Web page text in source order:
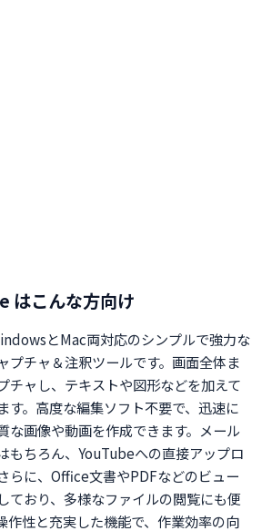
はこんな方向け
とMac両対応のシンプルで強力な
プチャ＆注釈ツールです。画面全体ま
チャし、テキストや図形などを加えて
す。高度な編集ソフト不要で、迅速に
な画像や動画を作成できます。メール
もちろん、YouTubeへの直接アップロ
らに、Office文書やPDFなどのビュー
ており、多様なファイルの閲覧にも便
作性と充実した機能で、作業効率の向